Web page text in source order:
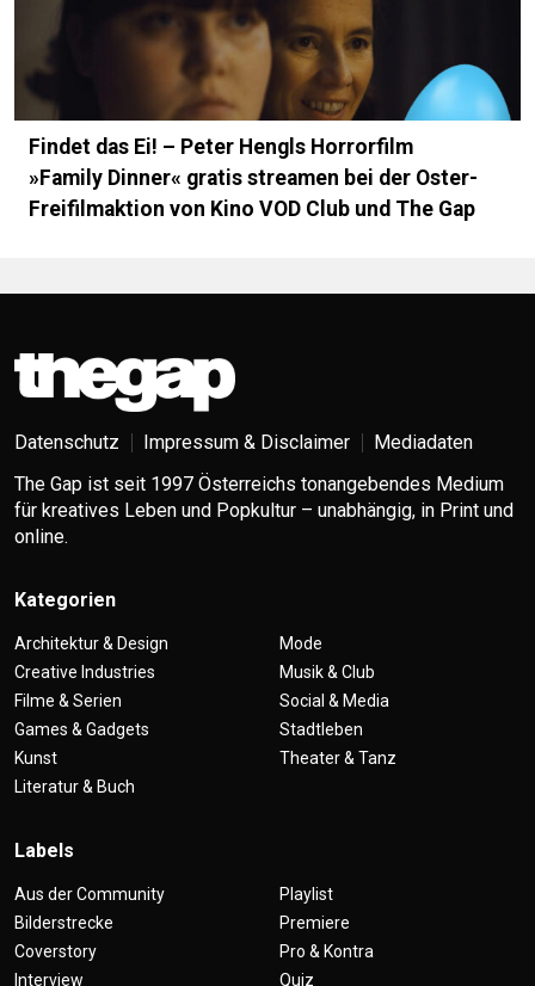
Findet das Ei! – Peter Hengls Horrorfilm
»Family Dinner« gratis streamen bei der Oster-
Freifilmaktion von Kino VOD Club und The Gap
Datenschutz Impressum & Disclaimer
Mediadaten
The Gap ist seit 1997 Österreichs tonangebendes Medium
für kreatives Leben und Popkultur – unabhängig, in Print und
online.
Kategorien
Architektur & Design
Creative Industries
Filme & Serien
Games & Gadgets
Kunst
Literatur & Buch
Mode
Musik & Club
Social & Media
Stadtleben
Theater & Tanz
Labels
Aus der Community
Bilderstrecke
Coverstory
Interview
Playlist
Premiere
Pro & Kontra
Quiz